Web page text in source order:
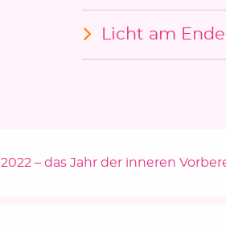
Licht am
Vorheriger Beitrag:
2022 – das Jahr der inneren